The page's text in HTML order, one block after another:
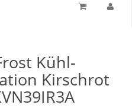
Kühl-
Kirschrot